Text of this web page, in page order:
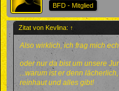
BFD - Mitglied
Zitat von Kevlina: ↑
Also wirklich, ich frag mich
oder nur da bist um unsere
...warum ist er denn
reinhaut und alles gibt!